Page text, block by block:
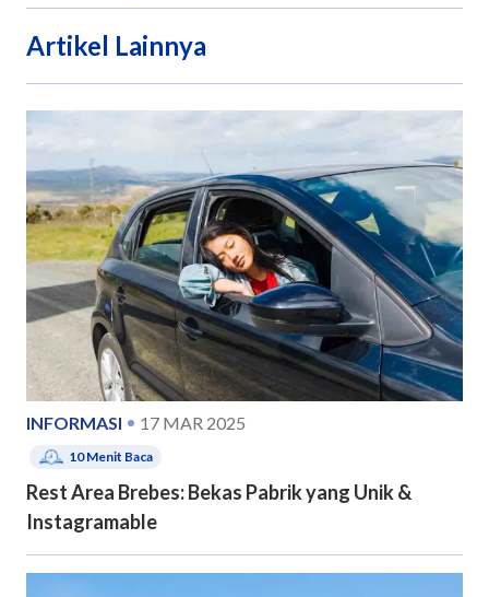
Artikel Lainnya
INFORMASI 17 MAR 2025
10Menit Baca
Rest Area Brebes: Bekas Pabrik yang Unik &
Instagramable